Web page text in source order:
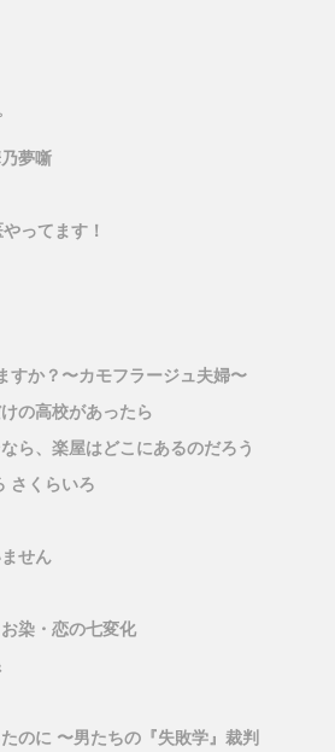
夢噺
ってます！
すか？〜カモフラージュ夫婦〜
の高校があったら
ら、楽屋はどこにあるのだろう
さくらいろ
せん
染・恋の七変化
のに 〜男たちの『失敗学』裁判